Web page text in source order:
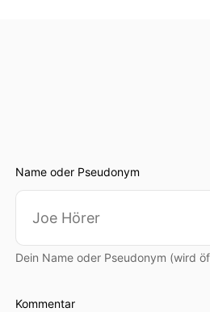
Name oder Pseudonym
Dein Name oder Pseudonym (wird
Kommentar